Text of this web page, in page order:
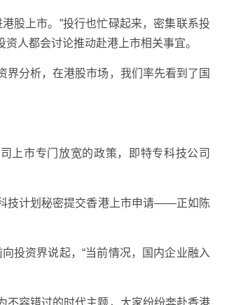
股上市。”投行也忙碌起来，密集联系投
人都会讨论推动赴港上市相关事宜。
分析，在港股市场，我们率先看到了国
上市专门放宽的政策，即特专科技公司
技计划秘密提交香港上市申请——正如陈
投资界说起，“当前情况，国内企业融入
不容错过的时代主题，大家纷纷奔赴香港